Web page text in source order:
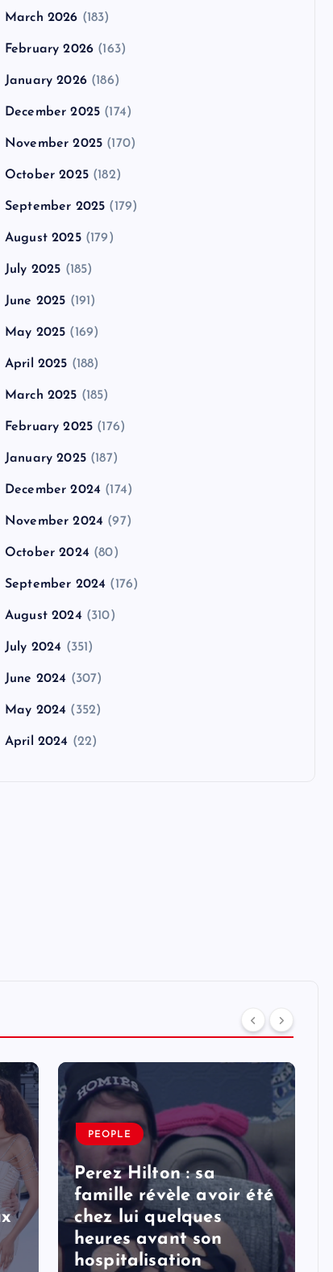
March 2026 (183)
February 2026 (163)
January 2026(186)
December 2025 (174)
November 2025 (170)
October 2025(182)
September 2025 (179)
August 2025(179)
July 2025 (185)
June 2025 (191)
May 2025 (169)
April 2025 (188)
March 2025 (185)
February 2025 (176)
January 2025(187)
December 2024 (174)
November 2024 (97)
October 2024 (80)
September 2024 (176)
August 2024 (310)
July 2024 (351)
June 2024 (307)
May 2024 (352)
April 2024 (22)
PEOPLE
Perez Hilton : sa
famille révèle avoir été
chez lui quelques
heures avant son
hospitalisation